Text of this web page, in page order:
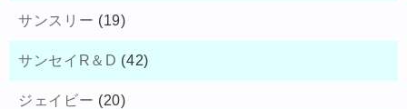
サンスリー (19)
サンセイR＆D (42)
ジェイビー (20)